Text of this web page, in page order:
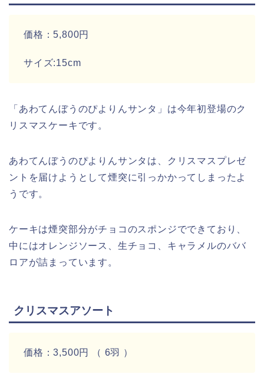
価格：5,800円
サイズ:15cm
「あわてんぼうのぴよりんサンタ」は今年初登場のク
リスマスケーキです。
あわてんぼうのぴよりんサンタは、クリスマスプレゼ
ントを届けようとして煙突に引っかかってしまったよ
うです。
ケーキは煙突部分がチョコのスポンジでできており、
中にはオレンジソース、生チョコ、キャラメルのババ
ロアが詰まっています。
クリスマスアソート
価格：3,500円 （ 6羽 ）